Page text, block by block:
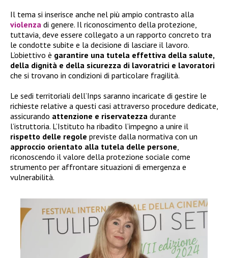
Il tema si inserisce anche nel più ampio contrasto alla
violenza di genere. Il riconoscimento della protezione,
tuttavia, deve essere collegato a un rapporto concreto tra
le condotte subite e la decisione di lasciare il lavoro.
L’obiettivo è garantire una tutela effettiva della salute,
della dignità e della sicurezza di lavoratrici e lavoratori
che si trovano in condizioni di particolare fragilità.
Le sedi territoriali dell’Inps saranno incaricate di gestire le
richieste relative a questi casi attraverso procedure dedicate,
assicurando attenzione e riservatezza durante
l’istruttoria. L’Istituto ha ribadito l’impegno a unire il
rispetto delle regole previste dalla normativa con un
approccio orientato alla tutela delle persone,
riconoscendo il valore della protezione sociale come
strumento per affrontare situazioni di emergenza e
vulnerabilità.